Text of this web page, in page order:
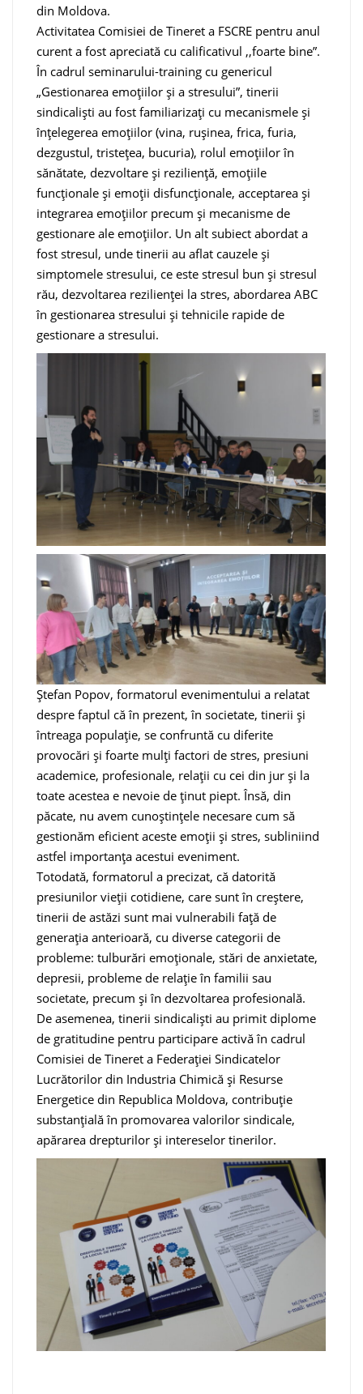
din Moldova.
Activitatea Comisiei de Tineret a FSCRE pentru anul
curent a fost apreciată cu calificativul ,,foarte bine”.
În cadrul seminarului-training cu genericul
„Gestionarea emoțiilor și a stresului”, tinerii
sindicaliști au fost familiarizați cu mecanismele și
înțelegerea emoțiilor (vina, rușinea, frica, furia,
dezgustul, tristețea, bucuria), rolul emoțiilor în
sănătate, dezvoltare și reziliență, emoțiile
funcționale și emoții disfuncționale, acceptarea și
integrarea emoțiilor precum și mecanisme de
gestionare ale emoțiilor. Un alt subiect abordat a
fost stresul, unde tinerii au aflat cauzele și
simptomele stresului, ce este stresul bun și stresul
rău, dezvoltarea rezilienței la stres, abordarea ABC
în gestionarea stresului și tehnicile rapide de
gestionare a stresului.
Ștefan Popov, formatorul evenimentului a relatat
despre faptul că în prezent, în societate, tinerii și
întreaga populație, se confruntă cu diferite
provocări și foarte mulți factori de stres, presiuni
academice, profesionale, relații cu cei din jur și la
toate acestea e nevoie de ținut piept. Însă, din
păcate, nu avem cunoștințele necesare cum să
gestionăm eficient aceste emoții și stres, subliniind
astfel importanța acestui eveniment.
Totodată, formatorul a precizat, că datorită
presiunilor vieții cotidiene, care sunt în creștere,
tinerii de astăzi sunt mai vulnerabili față de
generația anterioară, cu diverse categorii de
probleme: tulburări emoționale, stări de anxietate,
depresii, probleme de relație în familii sau
societate, precum și în dezvoltarea profesională.
De asemenea, tinerii sindicaliști au primit diplome
de gratitudine pentru participare activă în cadrul
Comisiei de Tineret a Federației Sindicatelor
Lucrătorilor din Industria Chimică şi Resurse
Energetice din Republica Moldova, contribuție
substanțială în promovarea valorilor sindicale,
apărarea drepturilor şi intereselor tinerilor.